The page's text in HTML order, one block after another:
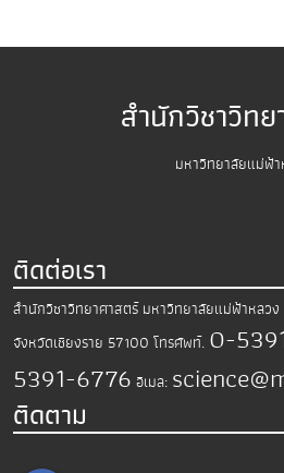
สำนักวิชาวิท
มหาวิทยาลัยแม่ฟ้า
ติดต่อเรา
สำนักวิชาวิทยาศาสตร์ มหาวิทยาลัยแม่ฟ้าหลวง
จังหวัดเชียงราย 57100 โทรศัพท์. 0-
5391-6776 อีเมล:
ติดตาม